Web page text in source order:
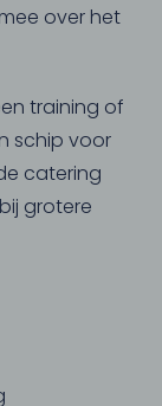
over het
training of
schip voor
catering
grotere